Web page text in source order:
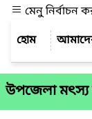
মেনু নির্বাচন
উপজেলা মৎস্য